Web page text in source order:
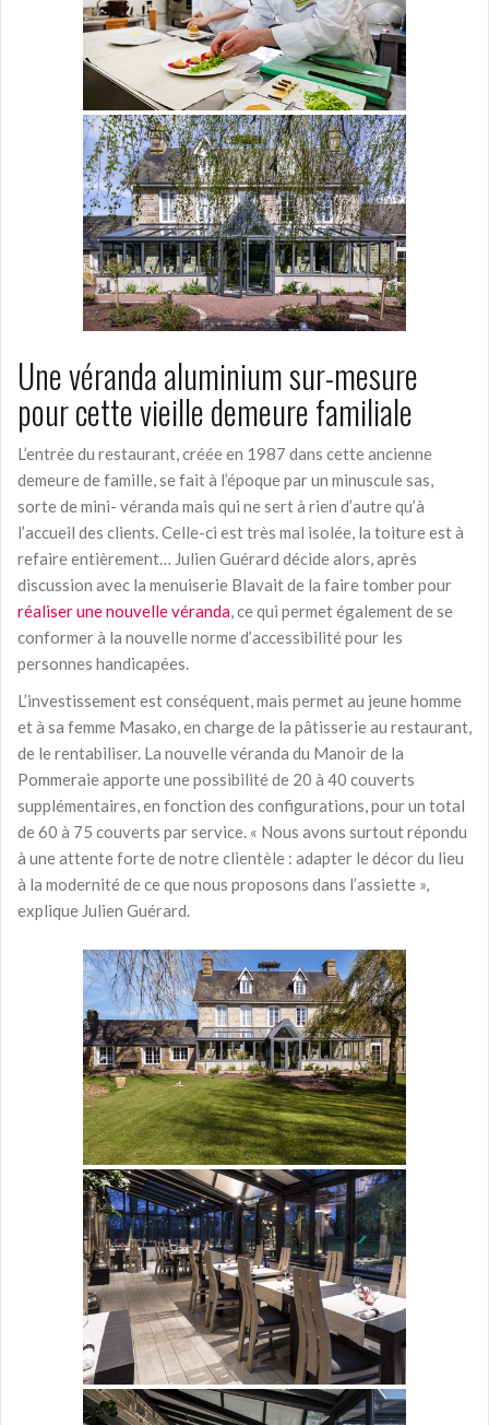
Une véranda aluminium sur-mesure
pour cette vieille demeure familiale
L’entrée du restaurant, créée en 1987 dans cette ancienne
demeure de famille, se fait à l’époque par un minuscule sas,
sorte de mini- véranda mais qui ne sert à rien d’autre qu’à
l’accueil des clients. Celle-ci est très mal isolée, la toiture est à
refaire entièrement… Julien Guérard décide alors, après
discussion avec la menuiserie Blavait de la faire tomber pour
réaliser une nouvelle véranda, ce qui permet également de se
conformer à la nouvelle norme d’accessibilité pour les
personnes handicapées.
L’investissement est conséquent, mais permet au jeune homme
et à sa femme Masako, en charge de la pâtisserie au restaurant,
de le rentabiliser. La nouvelle véranda du Manoir de la
Pommeraie apporte une possibilité de 20 à 40 couverts
supplémentaires, en fonction des configurations, pour un total
de 60 à 75 couverts par service. « Nous avons surtout répondu
à une attente forte de notre clientèle : adapter le décor du lieu
à la modernité de ce que nous proposons dans l’assiette »,
explique Julien Guérard.